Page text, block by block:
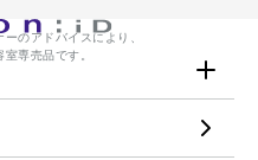
のアドバイスにより、
専売品です。